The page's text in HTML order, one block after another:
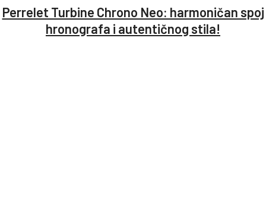
Perrelet Turbine Chrono Neo: harmoničan spoj
hronografa i autentičnog stila!